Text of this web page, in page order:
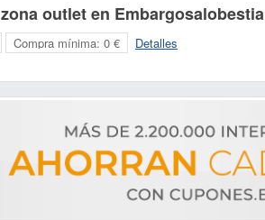
outlet en Embargosalobestia
Compra mínima: 0 € Detalles
Nombre: